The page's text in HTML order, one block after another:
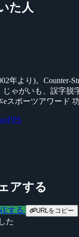
た人
年より)。Counter-
じゃがいも、誤字脱
eスポーツアワード
アする
する URLをコピー
た